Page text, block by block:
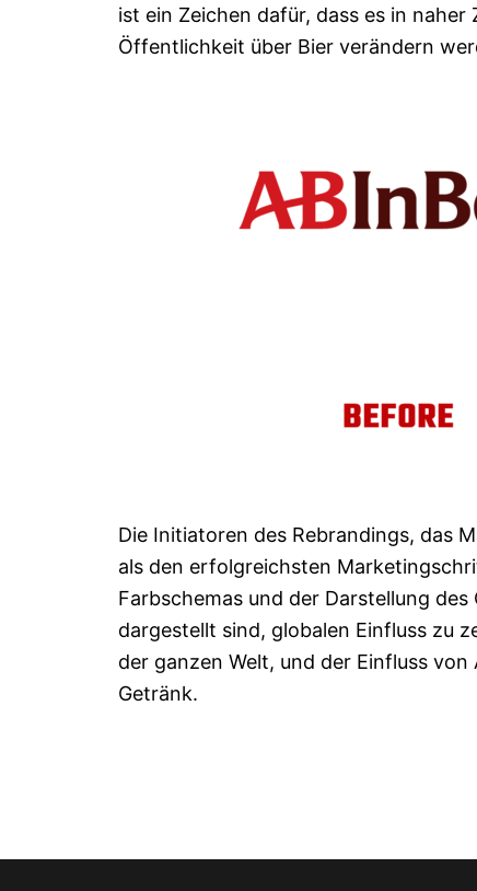
ist ein Zeichen dafür, dass es in
Öffentlichkeit über Bier verändern
Die Initiatoren des Rebrandings, das
als den erfolgreichsten
Farbschemas und der Darstellung
dargestellt sind, globalen Einfluss zu
der ganzen Welt, und der Einfluss
Getränk.